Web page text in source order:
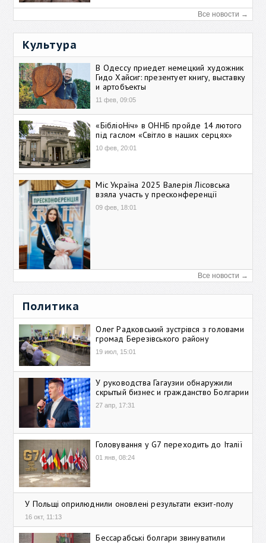
Все новости →
Культура
В Одессу приедет немецкий художник
Гидо Хайсиг: презентует книгу, выставку
и артобъекты
11 фев, 09:05
«БібліоНіч» в ОННБ пройде 14 лютого
під гаслом «Світло в наших серцях»
10 фев, 20:01
Міс Україна 2025 Валерія Лісовська
взяла участь у пресконференції
09 фев, 18:01
Все новости →
Политика
Олег Радковський зустрівся з головами
громад Березівського району
19 июл, 15:01
У руководства Гагаузии обнаружили
скрытый бизнес и гражданство Болгарии
27 апр, 17:31
Головування у G7 переходить до Італії
01 янв, 08:24
У Польщі оприлюднили оновлені результати екзит-полу
16 окт, 11:13
Бессарабські болгари звинуватили